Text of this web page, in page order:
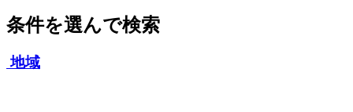
条件を選んで検索
地域